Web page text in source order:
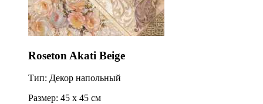
Roseton Akati Beige
Тип: Декор напольный
Размер: 45 x 45 см